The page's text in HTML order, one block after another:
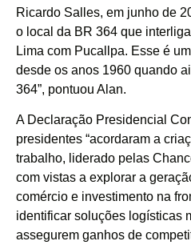
Ricardo Salles, em junho de
o local da BR 364 que
Lima com Pucallpa. Esse é
desde os anos 1960 quando
364”, pontuou Alan.
A Declaração Presidencial
presidentes “acordaram a
trabalho, liderado pelas
com vistas a explorar a
comércio e investimento na
identificar soluções logísticas
assegurem ganhos de